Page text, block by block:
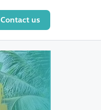
Contact us